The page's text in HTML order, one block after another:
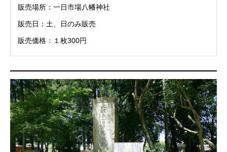
販売場所：一日市場八幡神社
販売日：土、日のみ販売
販売価格：１枚300円